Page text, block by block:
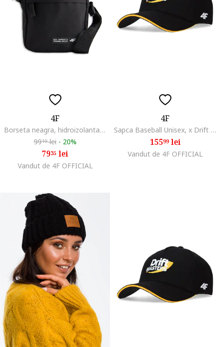
4F
Borseta neagra, hidroizolanta, reglabila, universala
9919lei - 20%
7935 lei
Vandut de 4F OFFICIAL
4F
Sapca Baseball Unisex, x Drift Masters, Bumbac, Cozoroc Curbat, Marime S/M
15599lei
Vandut de 4F OFFICIAL